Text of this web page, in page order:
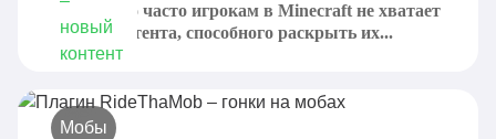
Достаточно часто игрокам в Minecraft не хватает
нового контента, способного раскрыть их...
Мобы